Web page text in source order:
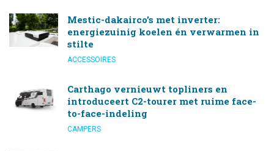
Mestic-dakairco’s met inverter:
energiezuinig koelen én verwarmen in
stilte
ACCESSOIRES
Carthago vernieuwt topliners en
introduceert C2-tourer met ruime face-
to-face-indeling
CAMPERS